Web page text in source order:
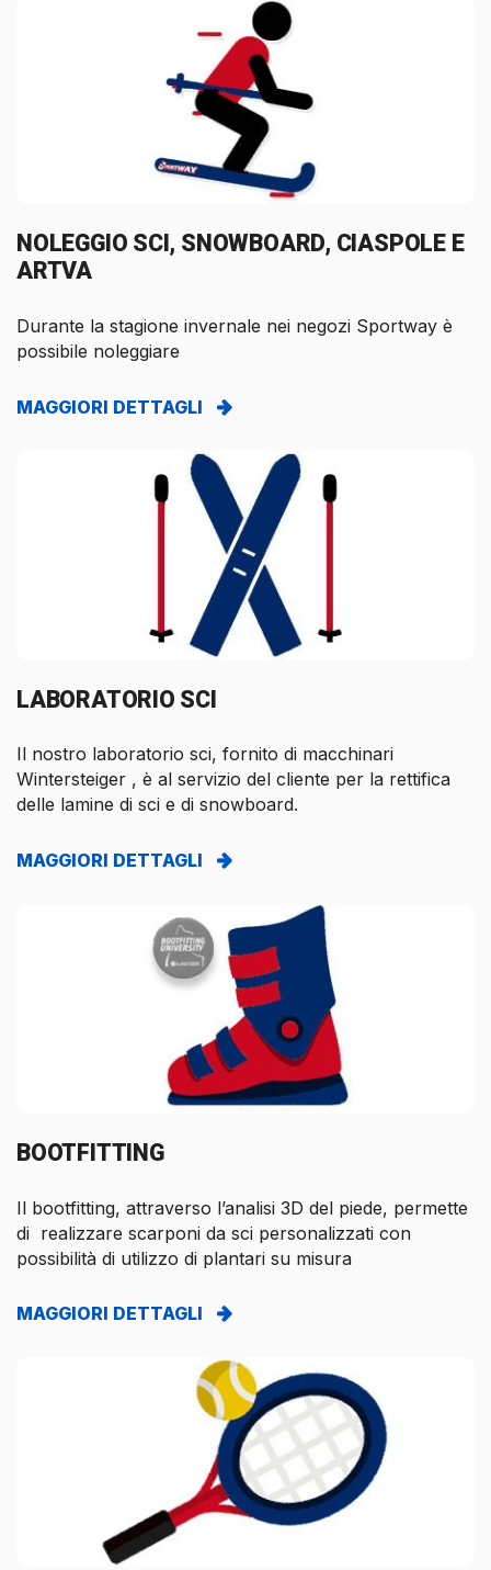
NOLEGGIO SCI, SNOWBOARD, CIASPOLE E
ARTVA
Durante la stagione invernale nei negozi Sportway è
possibile noleggiare
MAGGIORI DETTAGLI
LABORATORIO SCI
Il nostro laboratorio sci, fornito di macchinari
Wintersteiger , è al servizio del cliente per la rettifica
delle lamine di sci e di snowboard.
MAGGIORI DETTAGLI
BOOTFITTING
Il bootfitting, attraverso l’analisi 3D del piede, permette
di realizzare scarponi da sci personalizzati con
possibilità di utilizzo di plantari su misura
MAGGIORI DETTAGLI